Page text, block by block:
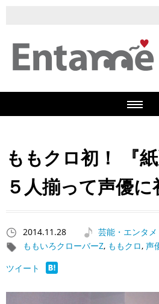
ももクロ初！ 『
５人揃って声優に
2014.11.28
芸能・エンタメ
ももいろクローバーZ, ももクロ, 声
ツイート